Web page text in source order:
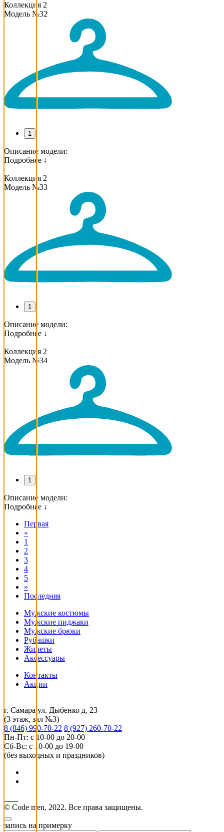
Коллекция 2
Модель №32
1
Описание модели:
Подробнее ↓
Коллекция 2
Модель №33
1
Описание модели:
Подробнее ↓
Коллекция 2
Модель №34
1
Описание модели:
Подробнее ↓
Первая
«
1
2
3
4
5
»
Последняя
Мужские костюмы
Мужские пиджаки
Мужские брюки
Рубашки
Жилеты
Аксессуары
Контакты
Акции
г. Самара ул. Дыбенко д. 23
(3 этаж, зал №3)
8 (846) 990-70-22 8 (927) 260-70-22
Пн-Пт: с 10-00 до 20-00
Сб-Вс: с 10-00 до 19-00
(без выходных и праздников)
© Code men, 2022. Все права защищены.
запись на примерку